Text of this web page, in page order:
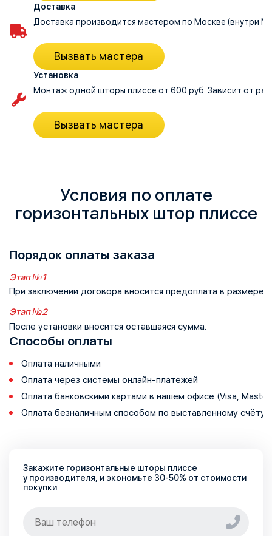
Доставка
Доставка производится мастером по Москве (внутри
Вызвать мастера
Установка
Монтаж одной шторы плиссе от 600 руб. Зависит от
Вызвать мастера
Условия по оплате
горизонтальных штор плиссе
Порядок оплаты заказа
Этап №1
При заключении договора вносится предоплата в размере
Этап №2
После установки вносится оставшаяся сумма.
Способы оплаты
Оплата наличными
Оплата через системы онлайн-платежей
Оплата банковскими картами в нашем офисе (Visa,
Оплата безналичным способом по выставленному
Закажите горизонтальные шторы плиссе
у производителя, и экономьте 30-50% от стоимости
покупки